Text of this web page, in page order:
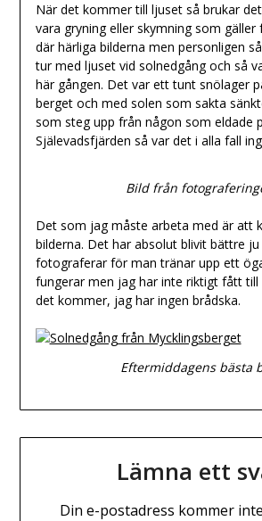
När det kommer till ljuset så brukar
vara gryning eller skymning som
där härliga bilderna men personligen
tur med ljuset vid solnedgång och så
här gången. Det var ett tunt snölager
berget och med solen som sakta
som steg upp från någon som eldade
Själevadsfjärden så var det i alla fall
Bild från
Det som jag måste arbeta med är att
bilderna. Det har absolut blivit bättre
fotograferar för man tränar upp ett
fungerar men jag har inte riktigt fått till
det kommer, jag har ingen brådska.
Eftermiddagens bästa
Lämna ett
Din e-postadress kommer